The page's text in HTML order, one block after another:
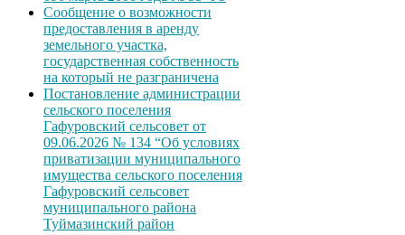
Сообщение о возможности
предоставления в аренду
земельного участка,
государственная собственность
на который не разграничена
Постановление администрации
сельского поселения
Гафуровский сельсовет от
09.06.2026 № 134 “Об условиях
приватизации муниципального
имущества сельского поселения
Гафуровский сельсовет
муниципального района
Туймазинский район